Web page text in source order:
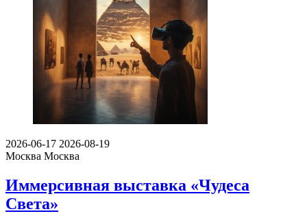
2026-06-17 2026-08-19
Москва Москва
Иммерсивная выставка «Чудеса
Света»